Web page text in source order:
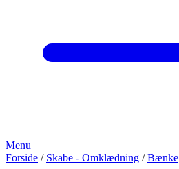
Menu
Forside / Skabe - Omklædning /Bænke